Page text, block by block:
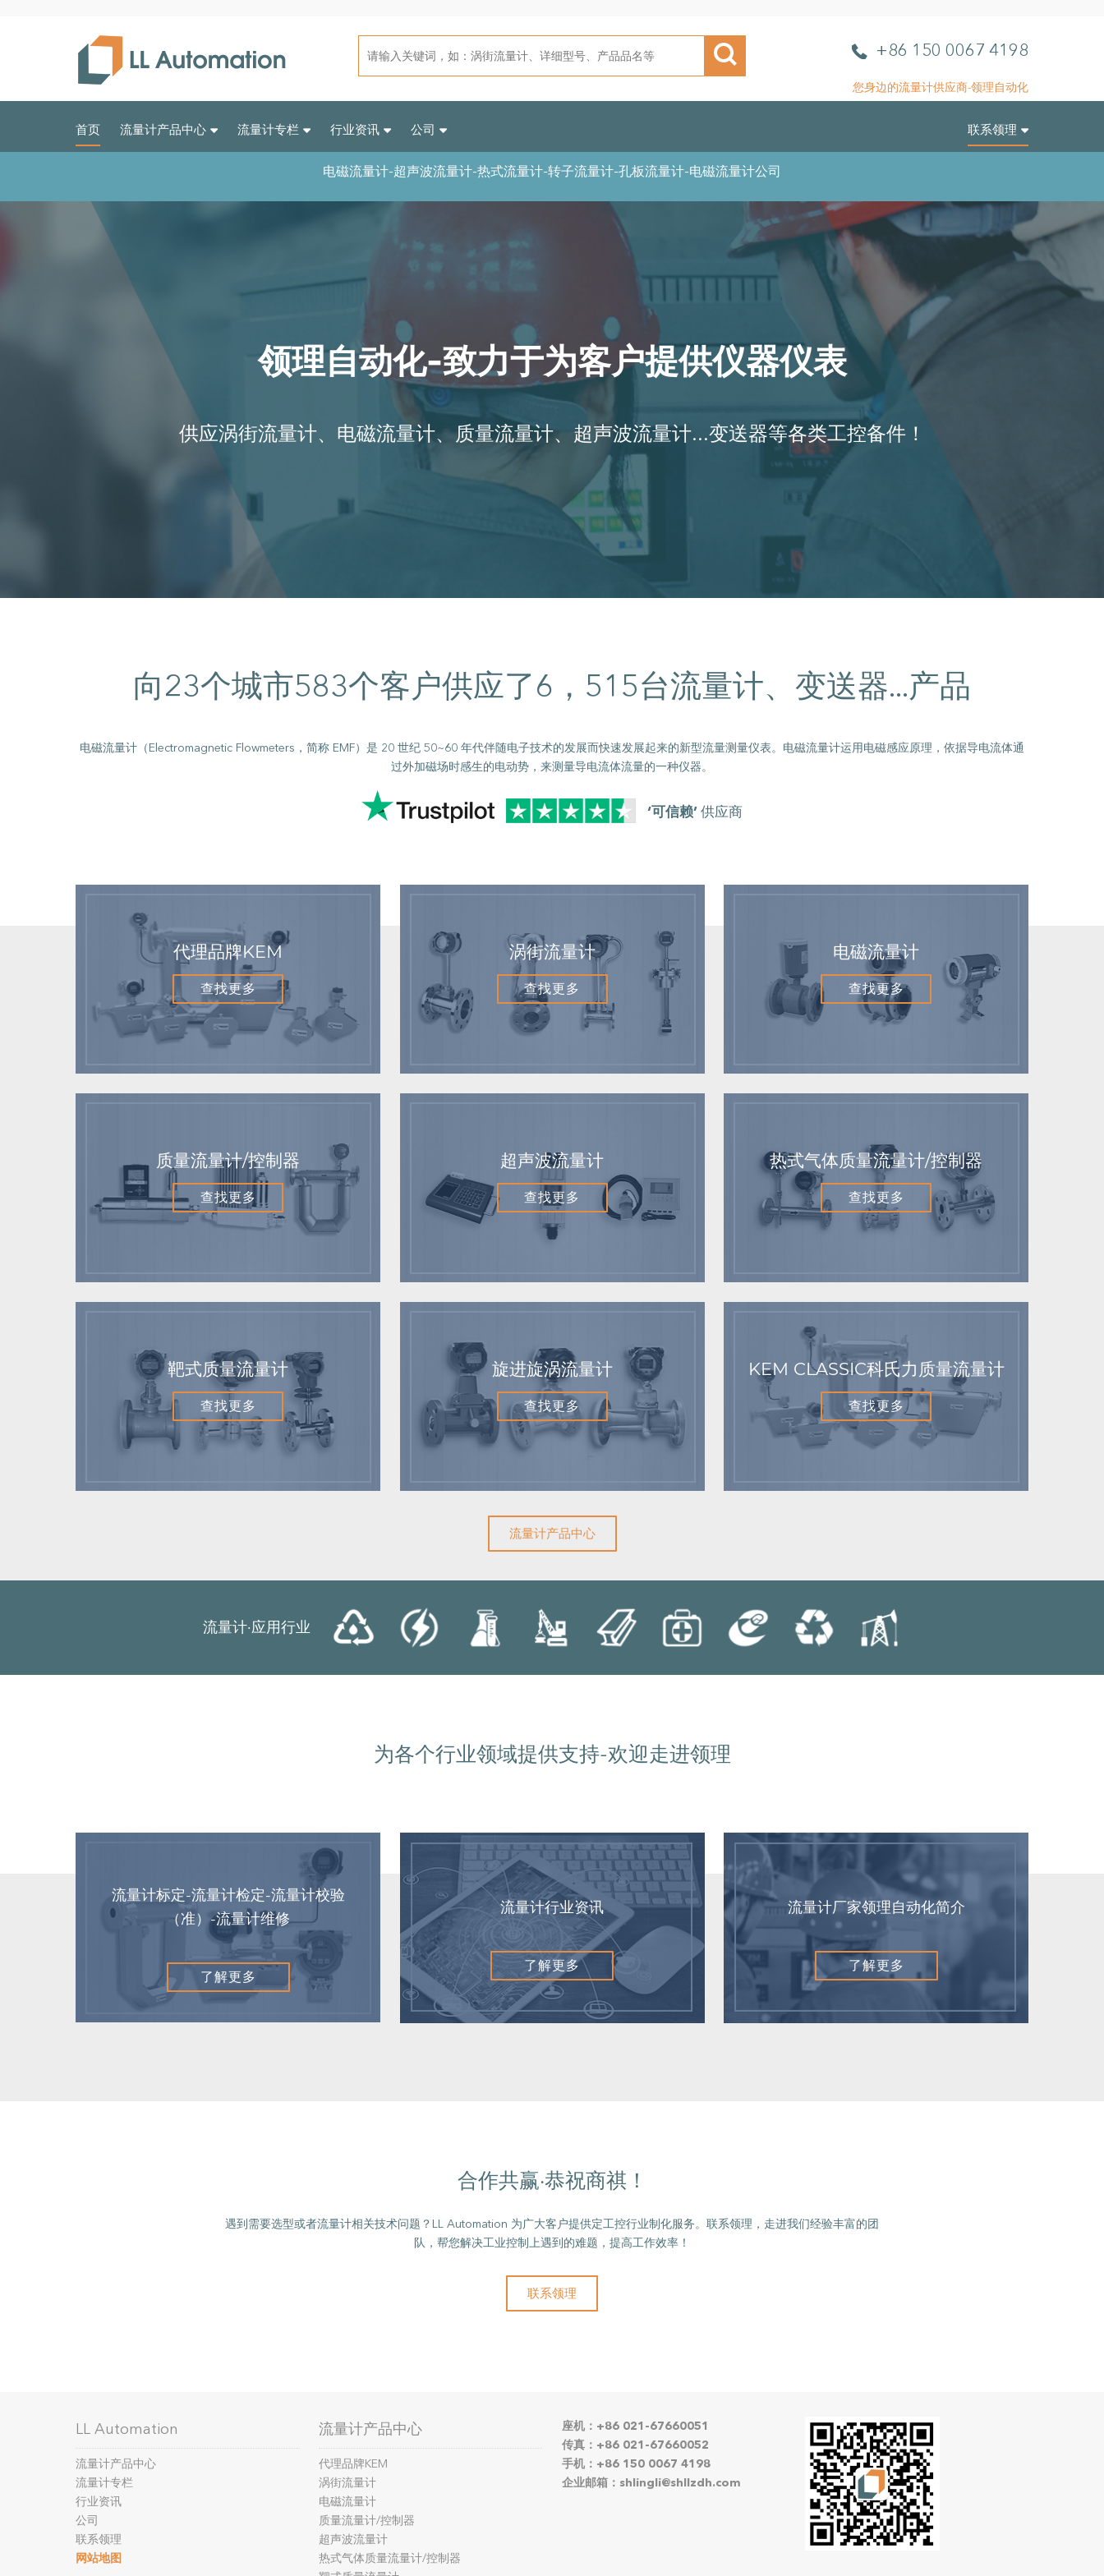
u
n
电
话
+86 150 0067 4198
您身边的流量计供应商-领理自动化
首页 流量计产品中心 流量计专栏 行业资讯 公司 联系领理
电磁流量计-超声波流量计-热式流量计-转子流量计-孔板流量计-电磁流量计公司
领理自动化-致力于为客户提供仪器仪表
供应涡街流量计、电磁流量计、质量流量计、超声波流量计...变送器等各类工控备件！
向23个城市583个客户供应了6，515台流量计、变送器...产品
电磁流量计（Electromagnetic Flowmeters，简称 EMF）是 20 世纪 50~60 年代伴随电子技术的发展而快速发展起来的新型流量测量仪表。电磁流量计运用电磁感应原理，依据导电流体通
过外加磁场时感生的电动势，来测量导电流体流量的一种仪器。
‘可信赖’ 供应商
代理品牌KEM
查找更多
涡街流量计
查找更多
电磁流量计
查找更多
质量流量计/控制器
查找更多
超声波流量计
查找更多
热式气体质量流量计/控制器
查找更多
靶式质量流量计
查找更多
旋进旋涡流量计
查找更多
KEM CLASSIC科氏力质量流量计
查找更多
流量计产品中心
流量计·应用行业
为各个行业领域提供支持-欢迎走进领理
流量计标定-流量计检定-流量计校验
（准）-流量计维修
了解更多
流量计行业资讯
了解更多
流量计厂家领理自动化简介
了解更多
合作共赢·恭祝商祺！
遇到需要选型或者流量计相关技术问题？LL Automation 为广大客户提供定工控行业制化服务。联系领理，走进我们经验丰富的团
队，帮您解决工业控制上遇到的难题，提高工作效率！
联系领理
LL Automation
流量计产品中心
流量计专栏
行业资讯
公司
联系领理
网站地图
流量计产品中心
代理品牌KEM
涡街流量计
电磁流量计
质量流量计/控制器
超声波流量计
热式气体质量流量计/控制器
座机：+86 021-67660051
传真：+86 021-67660052
手机：+86 150 0067 4198
企业邮箱：shlingli@shllzdh.com